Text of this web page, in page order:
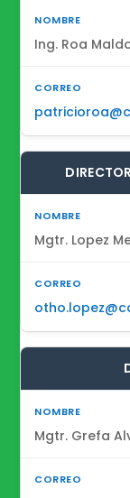
Ing. Roa
Mgtr. Lopez
Mgtr. Grefa